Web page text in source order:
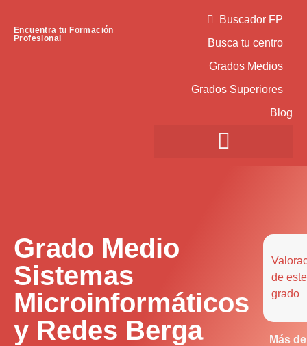
Encuentra tu Formación
Profesional
Buscador FP
Busca tu centro
Grados Medios
Grados Superiores
Blog
Grado Medio
Sistemas
Microinformáticos
y Redes Berga
de este
grado
Más